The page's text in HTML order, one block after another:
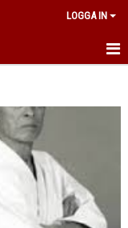
LOGGA IN